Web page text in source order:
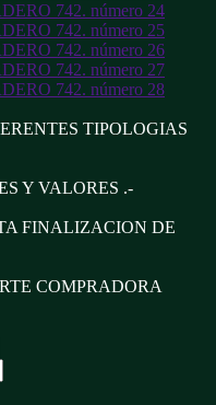
TIPOLOGIAS
Y VALORES .-
FINALIZACION DE
COMPRADORA